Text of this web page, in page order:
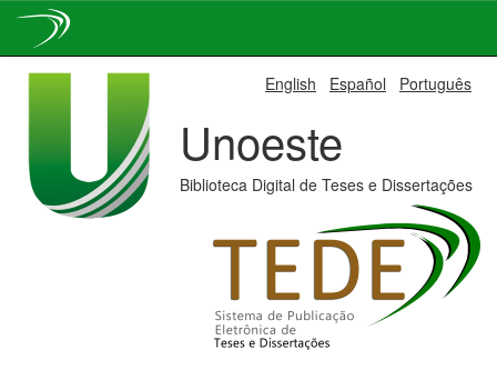
English Español Português
Unoeste
Biblioteca Digital de Teses e Dissertações